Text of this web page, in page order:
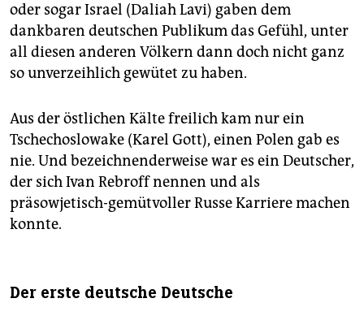
oder sogar Israel (Daliah Lavi) gaben dem
dankbaren deutschen Publikum das Gefühl, unter
all diesen anderen Völkern dann doch nicht ganz
so unverzeihlich gewütet zu haben.
Aus der östlichen Kälte freilich kam nur ein
Tschechoslowake (Karel Gott), einen Polen gab es
nie. Und bezeichnenderweise war es ein Deutscher,
der sich Ivan Rebroff nennen und als
präsowjetisch-gemütvoller Russe Karriere machen
konnte.
Der erste deutsche Deutsche